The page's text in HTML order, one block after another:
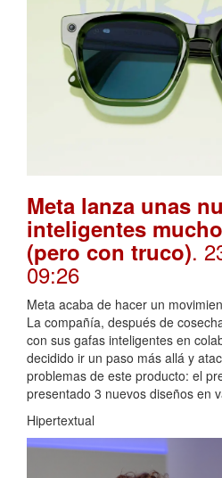
Meta lanza unas
inteligentes
(pero con truco).
09:26
Meta acaba de hacer un
La compañía, después de
con sus gafas inteligentes en
decidido ir un paso más allá y
problemas de este producto: el
presentado 3 nuevos diseños en
Hipertextual